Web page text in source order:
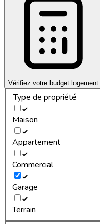
Vérifiez votre budget logement
Type de propriété
Maison
Appartement
Commercial
Garage
Terrain